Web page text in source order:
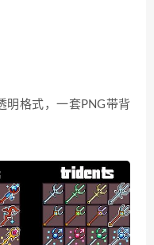
明格式，一套PNG带背